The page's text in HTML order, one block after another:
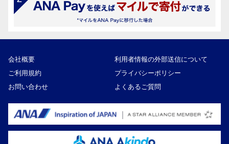
会社概要
利用者情報の外部送信について
ご利用規約
プライバシーポリシー
お問い合わせ
よくあるご質問